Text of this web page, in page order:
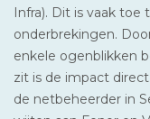
Infra). Dit is vaak toe
onderbrekingen.
enkele ogenblikken
zit is de impact
de netbeheerder in